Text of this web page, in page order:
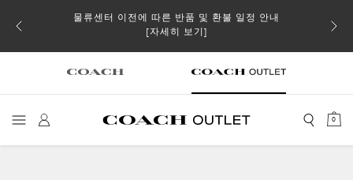
될 수
물류센터 이전에 따른 반품 및 환불 일정 안내
[자세히 보기]
0